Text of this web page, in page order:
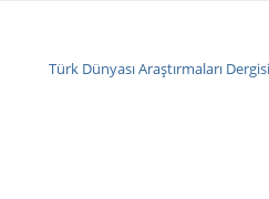
Türk Dünyası Araştırmaları